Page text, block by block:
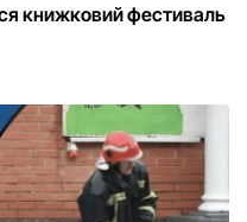
книжковий фестиваль